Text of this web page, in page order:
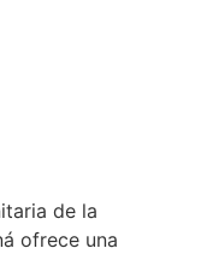
de la
ofrece una